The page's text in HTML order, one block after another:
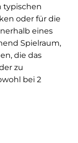
typischen
oder für die
eines
Spielraum,
die das
zu
bei 2